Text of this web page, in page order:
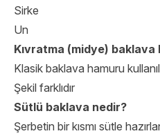
Sirke
Un
Kıvratma (midye) baklava
Klasik baklava hamuru
Şekil farklıdır
Sütlü baklava nedir?
Şerbetin bir kısmı sütle